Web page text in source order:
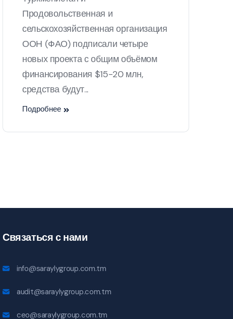
Продовольственная и
сельскохозяйственная организация
ООН (ФАО) подписали четыре
новых проекта с общим объёмом
финансирования $15-20 млн,
средства будут...
Подробнее
Связаться с нами
info@saraylygroup.com.tm
audit@saraylygroup.com.tm
ceo@saraylygroup.com.tm